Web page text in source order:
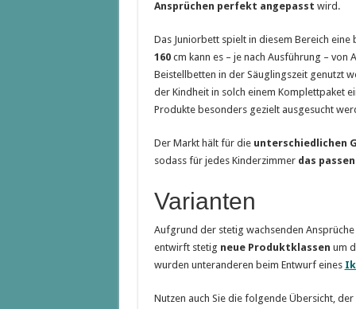
Ansprüchen perfekt angepasst wird.
Das Juniorbett spielt in diesem Bereich
160cm kann es – je nach Ausführung –
Beistellbetten in der Säuglingszeit genutzt
der Kindheit in solch einem Komplettpaket
Produkte besonders gezielt ausgesucht
Der Markt hält für die unterschiedlichen
sodass für jedes Kinderzimmer das
Varianten
Aufgrund der stetig wachsenden
entwirft stetig neue Produktklassen um
wurden unteranderen beim Entwurf eines
Nutzen auch Sie die folgende Übersicht, der